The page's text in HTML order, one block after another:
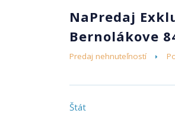
NaPredaj
Bernolákove
Predaj nehnuteľností
Štát